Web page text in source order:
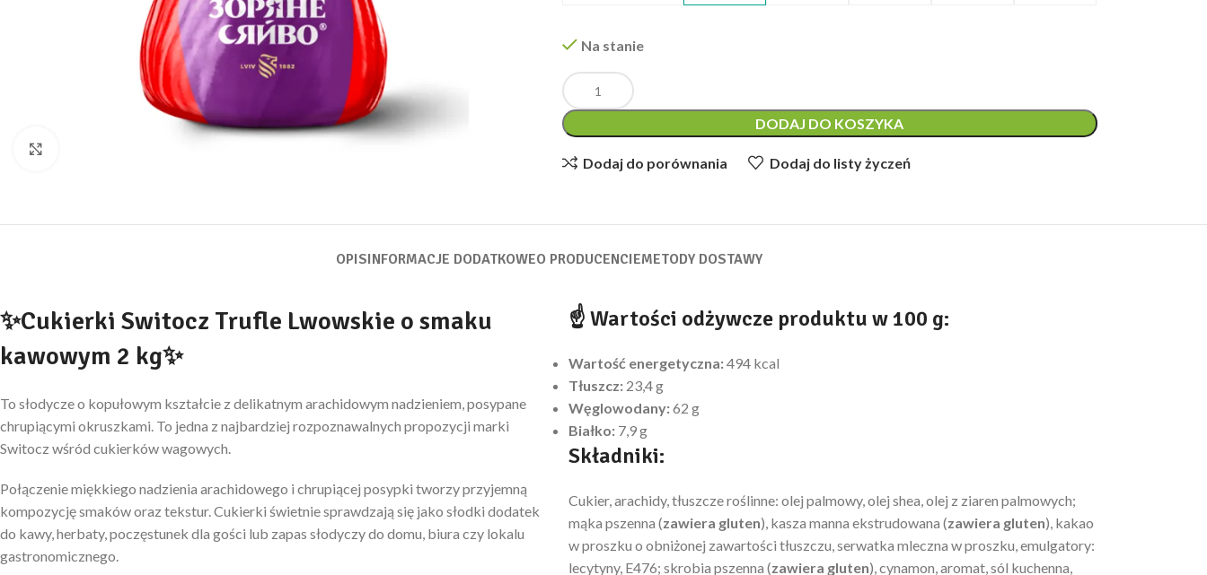
Na stanie
DODAJ DO KOSZYKA
Dodaj do porównania Dodaj do listy życzeń
OPISINFORMACJE DODATKOWEO PRODUCENCIEMETODY DOSTAWY
✨Cukierki Switocz Trufle Lwowskie o smaku
kawowym 2 kg✨
To słodycze o kopułowym kształcie z delikatnym arachidowym nadzieniem, posypane
chrupiącymi okruszkami. To jedna z najbardziej rozpoznawalnych propozycji marki
Switocz wśród cukierków wagowych.
Połączenie miękkiego nadzienia arachidowego i chrupiącej posypki tworzy przyjemną
kompozycję smaków oraz tekstur. Cukierki świetnie sprawdzają się jako słodki dodatek
do kawy, herbaty, poczęstunek dla gości lub zapas słodyczy do domu, biura czy lokalu
gastronomicznego.
☝ Wartości odżywcze produktu w 100 g:
Wartość energetyczna:494 kcal
Tłuszcz: 23,4 g
Węglowodany:62 g
Białko: 7,9 g
Składniki:
Cukier, arachidy, tłuszcze roślinne: olej palmowy, olej shea, olej z ziaren palmowych;
mąka pszenna (zawiera gluten), kasza manna ekstrudowana (zawiera gluten), kakao
w proszku o obniżonej zawartości tłuszczu, serwatka mleczna w proszku, emulgatory:
lecytyny, E476; skrobia pszenna (zawiera gluten), cynamon, aromat, sól kuchenna,